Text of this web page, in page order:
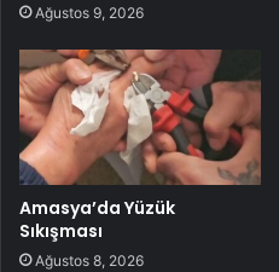
Ağustos 9, 2026
Amasya’da Yüzük
Sıkışması
Ağustos 8, 2026